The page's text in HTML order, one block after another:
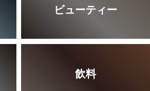
ビューティー
飲料